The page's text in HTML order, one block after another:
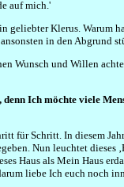
auf mich.'
Klerus.
in den Abgrund
Wunsch und Willen
Ich möchte viele
für Schritt. In diesem
Nun leuchtet
Haus als Mein Haus
liebe Ich euch noch